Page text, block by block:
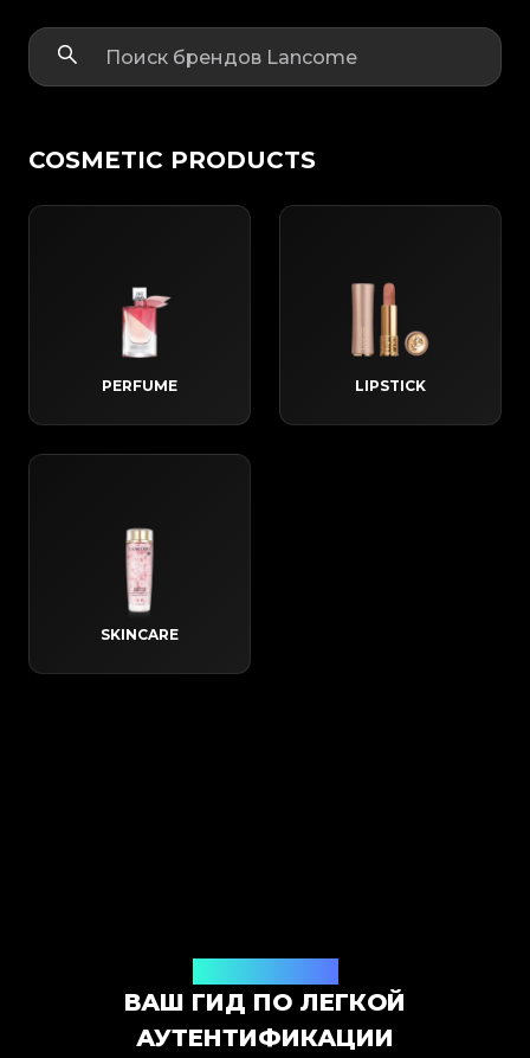
COSMETIC PRODUCTS
PERFUME LIPSTICK
SKINCARE
ВАШ ГИД ПО ЛЕГКОЙ
АУТЕНТИФИКАЦИИ